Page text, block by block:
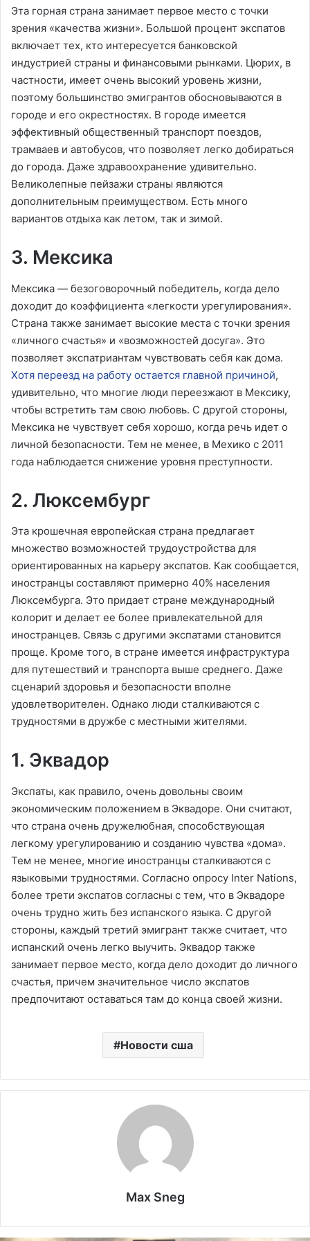
Эта горная страна занимает первое место с точки
зрения «качества жизни». Большой процент экспатов
включает тех, кто интересуется банковской
индустрией страны и финансовыми рынками. Цюрих, в
частности, имеет очень высокий уровень жизни,
поэтому большинство эмигрантов обосновываются в
городе и его окрестностях. В городе имеется
эффективный общественный транспорт поездов,
трамваев и автобусов, что позволяет легко добираться
до города. Даже здравоохранение удивительно.
Великолепные пейзажи страны являются
дополнительным преимуществом. Есть много
вариантов отдыха как летом, так и зимой.
3. Мексика
Мексика — безоговорочный победитель, когда дело
доходит до коэффициента «легкости урегулирования».
Страна также занимает высокие места с точки зрения
«личного счастья» и «возможностей досуга». Это
позволяет экспатриантам чувствовать себя как дома.
Хотя переезд на работу остается главной причиной,
удивительно, что многие люди переезжают в Мексику,
чтобы встретить там свою любовь. С другой стороны,
Мексика не чувствует себя хорошо, когда речь идет о
личной безопасности. Тем не менее, в Мехико с 2011
года наблюдается снижение уровня преступности.
2. Люксембург
Эта крошечная европейская страна предлагает
множество возможностей трудоустройства для
ориентированных на карьеру экспатов. Как сообщается,
иностранцы составляют примерно 40% населения
Люксембурга. Это придает стране международный
колорит и делает ее более привлекательной для
иностранцев. Связь с другими экспатами становится
проще. Кроме того, в стране имеется инфраструктура
для путешествий и транспорта выше среднего. Даже
сценарий здоровья и безопасности вполне
удовлетворителен. Однако люди сталкиваются с
трудностями в дружбе с местными жителями.
1. Эквадор
Экспаты, как правило, очень довольны своим
экономическим положением в Эквадоре. Они считают,
что страна очень дружелюбная, способствующая
легкому урегулированию и созданию чувства «дома».
Тем не менее, многие иностранцы сталкиваются с
языковыми трудностями. Согласно опросу Inter Nations,
более трети экспатов согласны с тем, что в Эквадоре
очень трудно жить без испанского языка. С другой
стороны, каждый третий эмигрант также считает, что
испанский очень легко выучить. Эквадор также
занимает первое место, когда дело доходит до личного
счастья, причем значительное число экспатов
предпочитают оставаться там до конца своей жизни.
Новости сша
Max Sneg